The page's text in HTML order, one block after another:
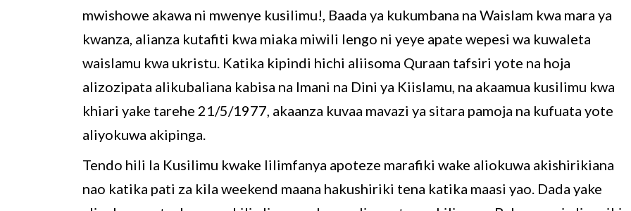
mwishowe akawa ni mwenye kusilimu!, Baada ya kukumbana na Waislam kwa mara ya
kwanza, alianza kutafiti kwa miaka miwili lengo ni yeye apate wepesi wa kuwaleta
waislamu kwa ukristu. Katika kipindi hichi aliisoma Quraan tafsiri yote na hoja
alizozipata alikubaliana kabisa na Imani na Dini ya Kiislamu, na akaamua kusilimu kwa
khiari yake tarehe 21/5/1977, akaanza kuvaa mavazi ya sitara pamoja na kufuata yote
aliyokuwa akipinga.
Tendo hili la Kusilimu kwake lilimfanya apoteze marafiki wake aliokuwa akishirikiana
nao katika pati za kila weekend maana hakushiriki tena katika maasi yao. Dada yake